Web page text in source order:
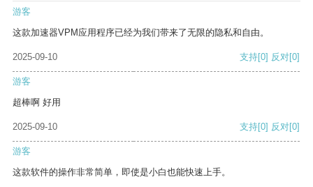
游客
这款加速器VPM应用程序已经为我们带来了无限的隐私和自由。
2025-09-10 支持[0] 反对[0]
游客
超棒啊 好用
2025-09-10 支持[0] 反对[0]
游客
这款软件的操作非常简单，即使是小白也能快速上手。